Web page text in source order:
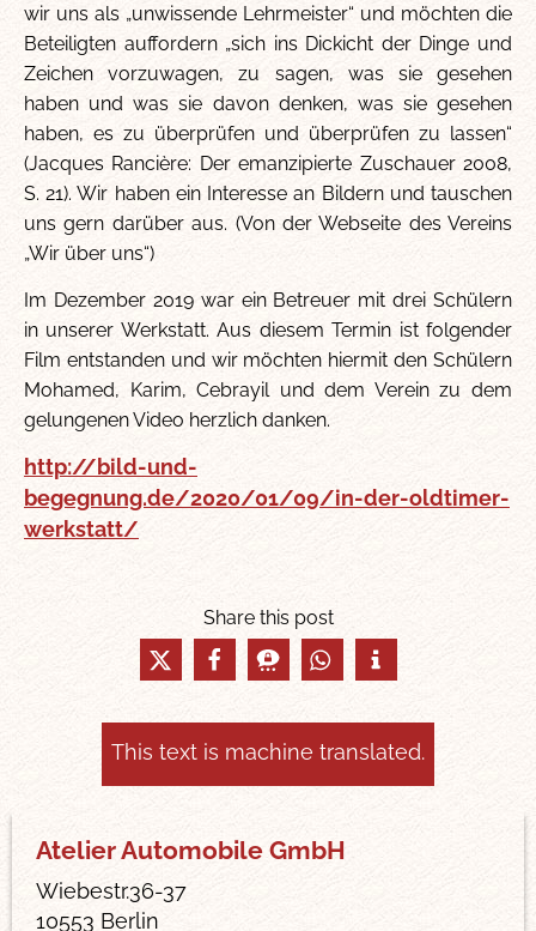
wir uns als „unwissende Lehrmeister“ und möchten die
Beteiligten auffordern „sich ins Dickicht der Dinge und
Zeichen vorzuwagen, zu sagen, was sie gesehen
haben und was sie davon denken, was sie gesehen
haben, es zu überprüfen und überprüfen zu lassen“
(Jacques Rancière: Der emanzipierte Zuschauer 2008,
S. 21). Wir haben ein Interesse an Bildern und tauschen
uns gern darüber aus. (Von der Webseite des Vereins
„Wir über uns“)
Im Dezember 2019 war ein Betreuer mit drei Schülern
in unserer Werkstatt. Aus diesem Termin ist folgender
Film entstanden und wir möchten hiermit den Schülern
Mohamed, Karim, Cebrayil und dem Verein zu dem
gelungenen Video herzlich danken.
http://bild-und-
begegnung.de/2020/01/09/in-der-oldtimer-
werkstatt/
Share this post
This text is machine translated.
Atelier Automobile GmbH
Wiebestr.36-37
10553 Berlin